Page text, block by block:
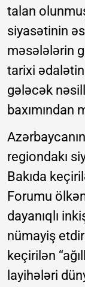
talan
siyasətinin
məsələlərin
tarixi
gələcək
baxımından
regiondakı
Bakıda
Forumu
dayanıqlı
nümayiş
keçirilən
layihələri